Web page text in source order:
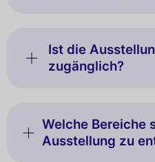
Ist die
zugänglich?
Welche Bereiche
Ausstellung zu